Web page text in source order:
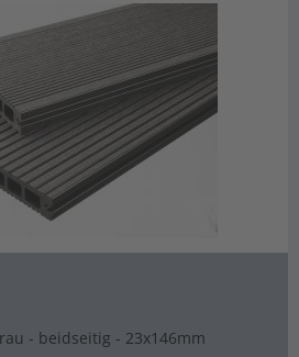
- beidseitig - 23x146mm